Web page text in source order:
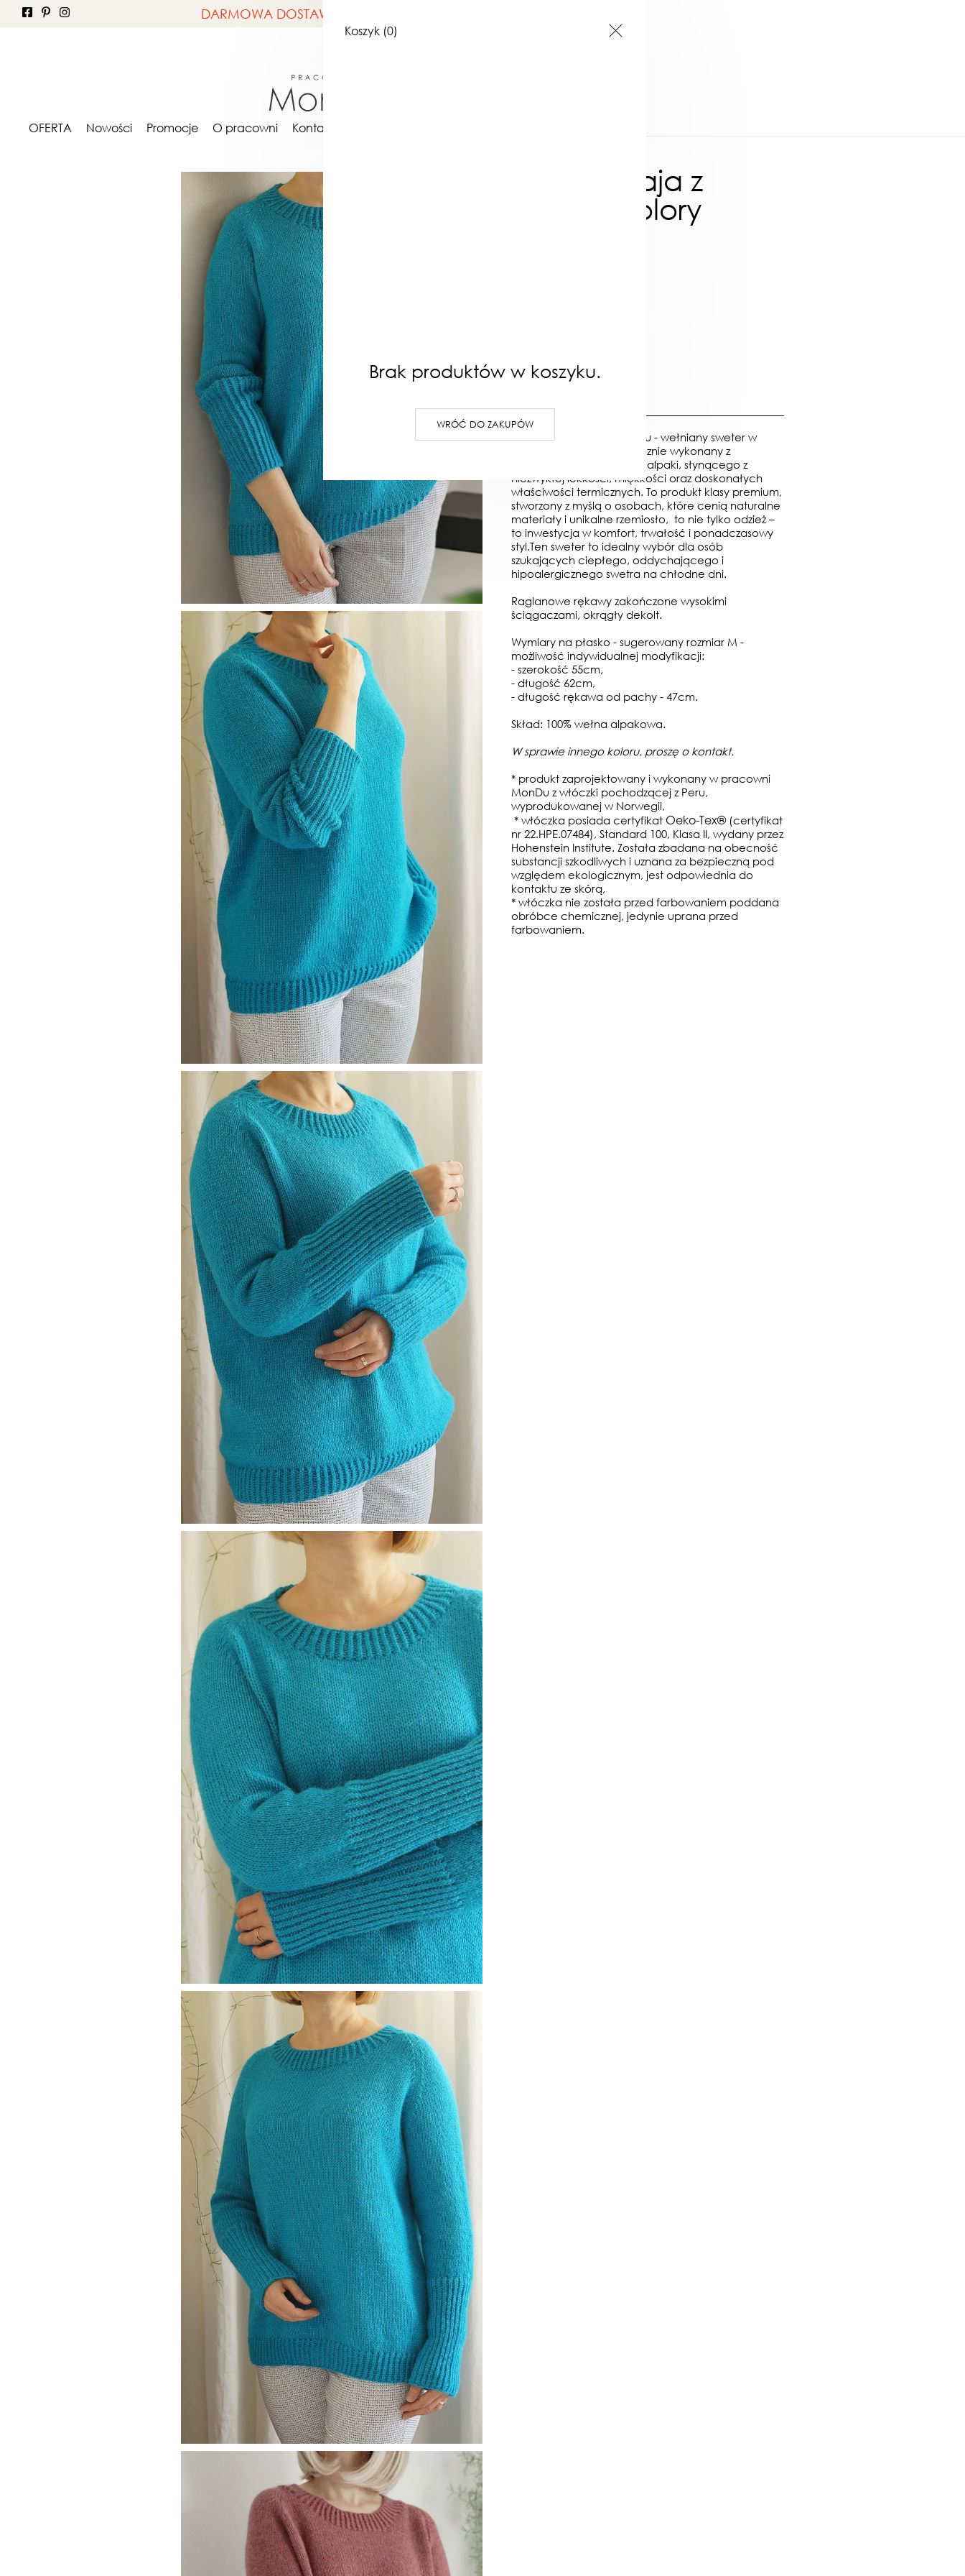
DARMOWA DOSTAWA na terenie Polski
OFERTA Nowości Promocje O pracowni Kontakt
Koszyk (0)
Brak produktów w koszyku.
WRÓĆ DO ZAKUPÓW
ONA Swetry PREMIUM
Sweter Gaja z
alpaki - kolory
Klasyka w pełnym wydaniu - wełniany sweter w
pełni naturalny. Został ręcznie wykonany z
najwyższej jakości włókna alpaki, słynącego z
niezwykłej lekkości, miękkości oraz doskonałych
właściwości termicznych. To produkt klasy premium,
stworzony z myślą o osobach, które cenią naturalne
materiały i unikalne rzemiosło, to nie tylko odzież –
to inwestycja w komfort, trwałość i ponadczasowy
styl.Ten sweter to idealny wybór dla osób
szukających ciepłego, oddychającego i
hipoalergicznego swetra na chłodne dni.
Raglanowe rękawy zakończone wysokimi
ściągaczami, okrągły dekolt.
Wymiary na płasko - sugerowany rozmiar M -
możliwość indywidualnej modyfikacji:
- szerokość 55cm,
- długość 62cm,
- długość rękawa od pachy - 47cm.
Skład: 100% wełna alpakowa.
W sprawie innego koloru, proszę o kontakt.
* produkt zaprojektowany i wykonany w pracowni
MonDu z włóczki pochodzącej z Peru,
wyprodukowanej w Norwegii,
* włóczka posiada certyfikat Oeko-Tex® (certyfikat
nr 22.HPE.07484), Standard 100, Klasa II, wydany przez
Hohenstein Institute. Została zbadana na obecność
substancji szkodliwych i uznana za bezpieczną pod
względem ekologicznym, jest odpowiednia do
kontaktu ze skórą,
* włóczka nie została przed farbowaniem poddana
obróbce chemicznej, jedynie uprana przed
farbowaniem.